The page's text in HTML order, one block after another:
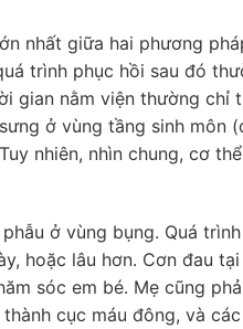
nhất giữa hai phương
trình phục hồi sau đó
gian nằm viện thường
ở vùng tầng sinh môn
nhiên, nhìn chung, cơ
ở vùng bụng. Quá
hoặc lâu hơn. Cơn đau
sóc em bé. Mẹ cũng
cục máu đông, và